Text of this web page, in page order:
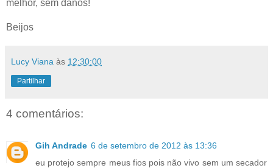
melhor, sem danos!
Beijos
Lucy Viana às 12:30:00
Partilhar
4 comentários:
Gih Andrade 6 de setembro de 2012 às 13:36
eu protejo sempre meus fios pois não vivo sem um secador